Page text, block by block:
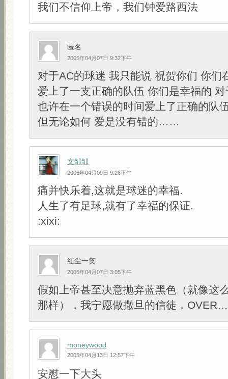
我们不信仰上帝，我们钟爱路西法
匿名
2005年04月07日 9:32下午
对于AC的球迷 我只能说 祝贺你们 你们
爱上了一支正确的队伍 你们是幸福的
也许在一个错误的时间爱上了正确的队
但无论如何 爱是没有错的……
文邹邹
2005年04月09日 9:26下午
痛并快乐着,这就是球迷的幸福.
人生了有足球,就有了幸福的保证.
:xixi:
红尘一笑
2005年04月07日 3:05下午
假如上帝甚至决意抛弃蓝黑色（就像这
那样），我宁愿做撒旦的信徒，OVER…
moneywood
2005年04月13日 12:57下午
安慰一下大头